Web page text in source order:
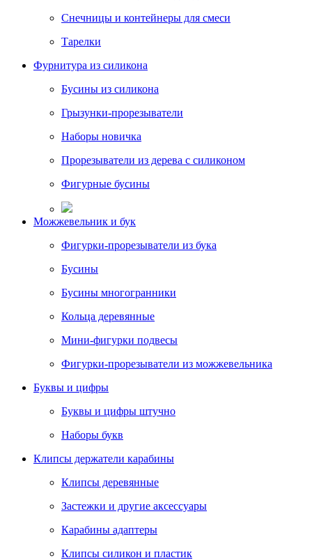
Снечницы и контейнеры для смеси
Тарелки
Фурнитура из силикона
Бусины из силикона
Грызунки-прорезыватели
Наборы новичка
Прорезыватели из дерева с силиконом
Фигурные бусины
Можжевельник и бук
Фигурки-прорезыватели из бука
Бусины
Бусины многогранники
Кольца деревянные
Мини-фигурки подвесы
Фигурки-прорезыватели из можжевельника
Буквы и цифры
Буквы и цифры штучно
Наборы букв
Клипсы держатели карабины
Клипсы деревянные
Застежки и другие аксессуары
Карабины адаптеры
Клипсы силикон и пластик